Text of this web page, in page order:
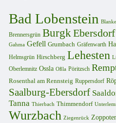
Bad Lobenstein
Brennersgrün Burgk Ebersdorf
Gahma Gefell Grumbach Gräfenwarth
Helmsgrün Hirschberg Lehesten
Oberlemnitz Ossla Oßla Pöritzsch
Rosenthal am Rennsteig Ruppersdorf
Saalburg-Ebersdorf
Tanna Thierbach Thimmendorf
Wurzbach Ziegenrück